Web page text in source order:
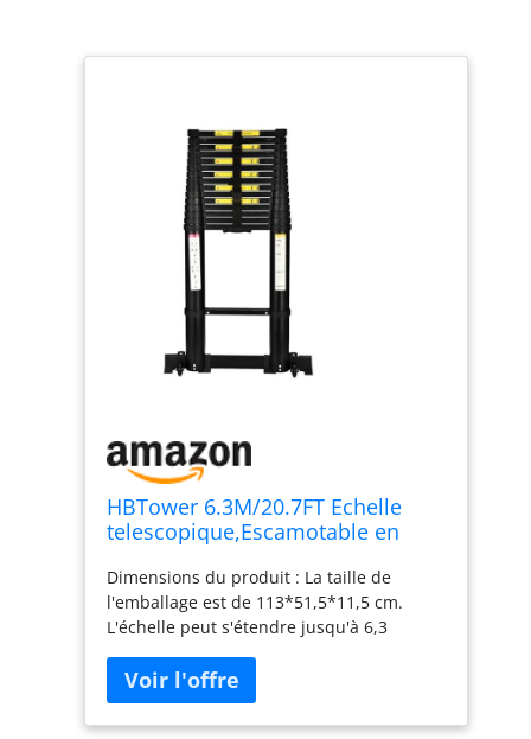
HBTower 6.3M/20.7FT Echelle
telescopique,Escamotable en
plianteConvient aux Camping-
Cars, greniers, extérieurs et
intérieurs, Charge Max 150
kg,Noir
Dimensions du produit : La taille de
l'emballage est de 113*51,5*11,5 cm.
L'échelle peut s'étendre jusqu'à 6,3
mètres et supporter un poids allant
jusqu'à 150 kg Alliage d'aluminium haute
résistance : Echelle telescopique est
fabriquée en alliage d'aluminium 6063 à